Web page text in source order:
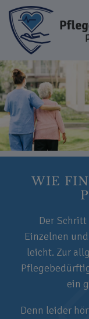
WIE
Der
Einzelnen
leicht. Zur
ein
Denn leider